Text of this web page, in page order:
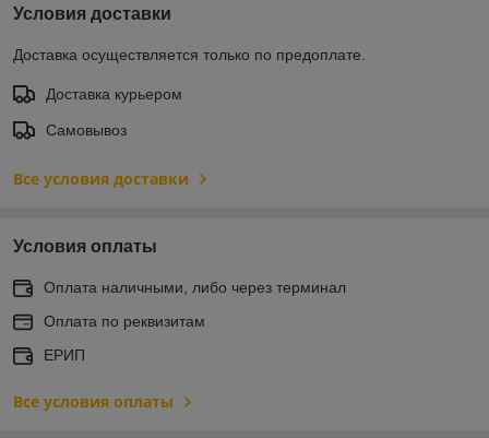
Условия доставки
Доставка осуществляется только по предоплате.
Доставка курьером
Самовывоз
Все условия доставки
Условия оплаты
Оплата наличными, либо через терминал
Оплата по реквизитам
ЕРИП
Все условия оплаты